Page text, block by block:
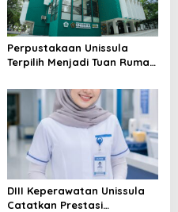
Perpustakaan Unissula
Terpilih Menjadi Tuan Rumah
DIII Keperawatan Unissula
Catatkan Prestasi